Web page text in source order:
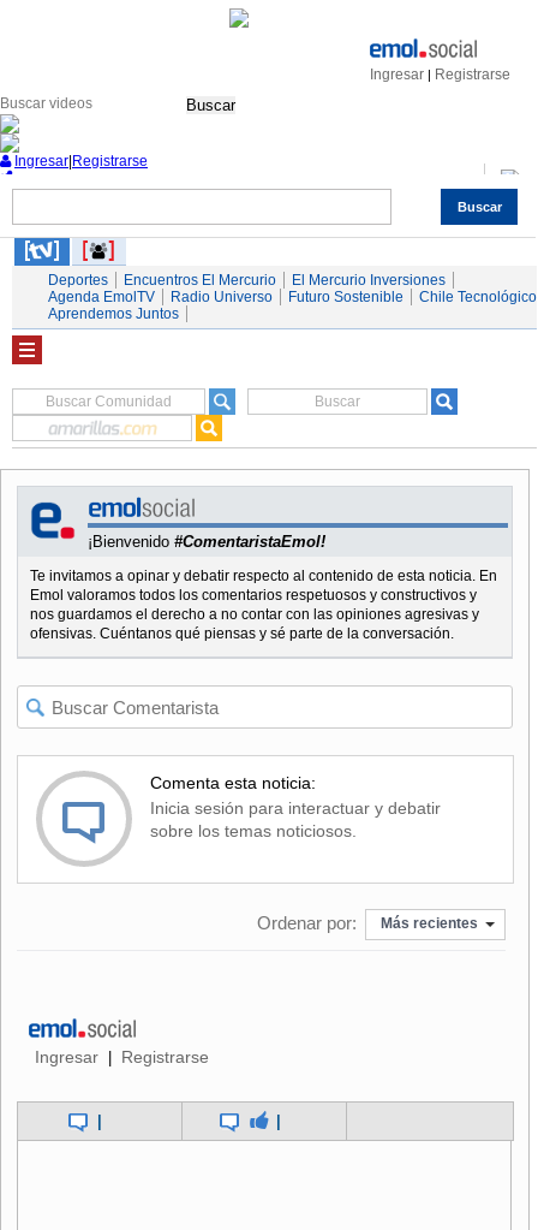
Ingresar | Registrarse
Buscar
Buscar
Ingresar Registrarse
Servicios
Deportes Encuentros El Mercurio
El Mercurio Inversiones
Agenda EmolTV
Radio Universo Futuro Sostenible
Chile Tecnológico
Aprendemos Juntos
¡Bienvenido #ComentaristaEmol!
Te invitamos a opinar y debatir respecto al contenido de esta noticia. En
Emol valoramos todos los comentarios respetuosos y constructivos y
nos guardamos el derecho a no contar con las opiniones agresivas y
ofensivas. Cuéntanos qué piensas y sé parte de la conversación.
Comenta esta noticia:
Inicia sesión para interactuar y debatir
sobre los temas noticiosos.
Ordenar por: Más recientes
Ingresar | Registrarse
| |